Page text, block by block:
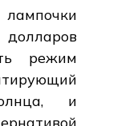
режим
и